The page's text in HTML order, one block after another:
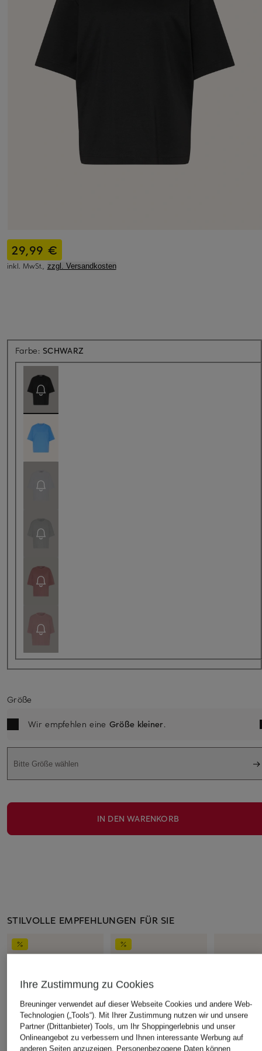
29,99 €
inkl. MwSt., zzgl. Versandkosten
Farbe: SCHWARZ
Größe
Wir empfehlen eine Größe kleiner.
Bitte Größe wählen
IN DEN WARENKORB
STILVOLLE EMPFEHLUNGEN FÜR SIE
Ihre Zustimmung zu Cookies
Breuninger verwendet auf dieser Webseite Cookies und andere Web-
Technologien („Tools“). Mit Ihrer Zustimmung nutzen wir und unsere
Partner (Drittanbieter) Tools, um Ihr Shoppingerlebnis und unser
Onlineangebot zu verbessern und Ihnen interessante Werbung auf
anderen Seiten anzuzeigen. Personenbezogene Daten können